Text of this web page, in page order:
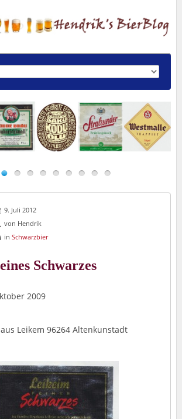
9. Juli 2012
von Hendrik
in Schwarzbier
Schwarzes
2009
Leikem 96264 Altenkunstadt